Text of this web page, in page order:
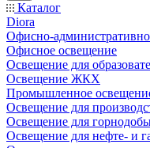
Каталог
Diora
Офисно-
Офисное освещение
Освещение для
Освещение ЖКХ
Промышленное
Освещение для
Освещение для
Освещение для нефте- и